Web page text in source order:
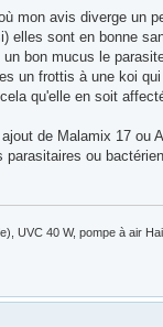
mon avis diverge un
elles sont en bonne
bon mucus le
un frottis à une koi
qu'elle en soit
de Malamix 17 ou
ou
UVC 40 W, pompe à air